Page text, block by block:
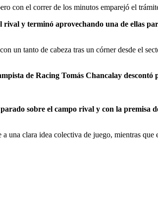
con el correr de los minutos emparejó el
y terminó aprovechando una de ellas
un tanto de cabeza tras un córner desde el
de Racing Tomás Chancalay
sobre el campo rival y con la
una clara idea colectiva de juego, mientras